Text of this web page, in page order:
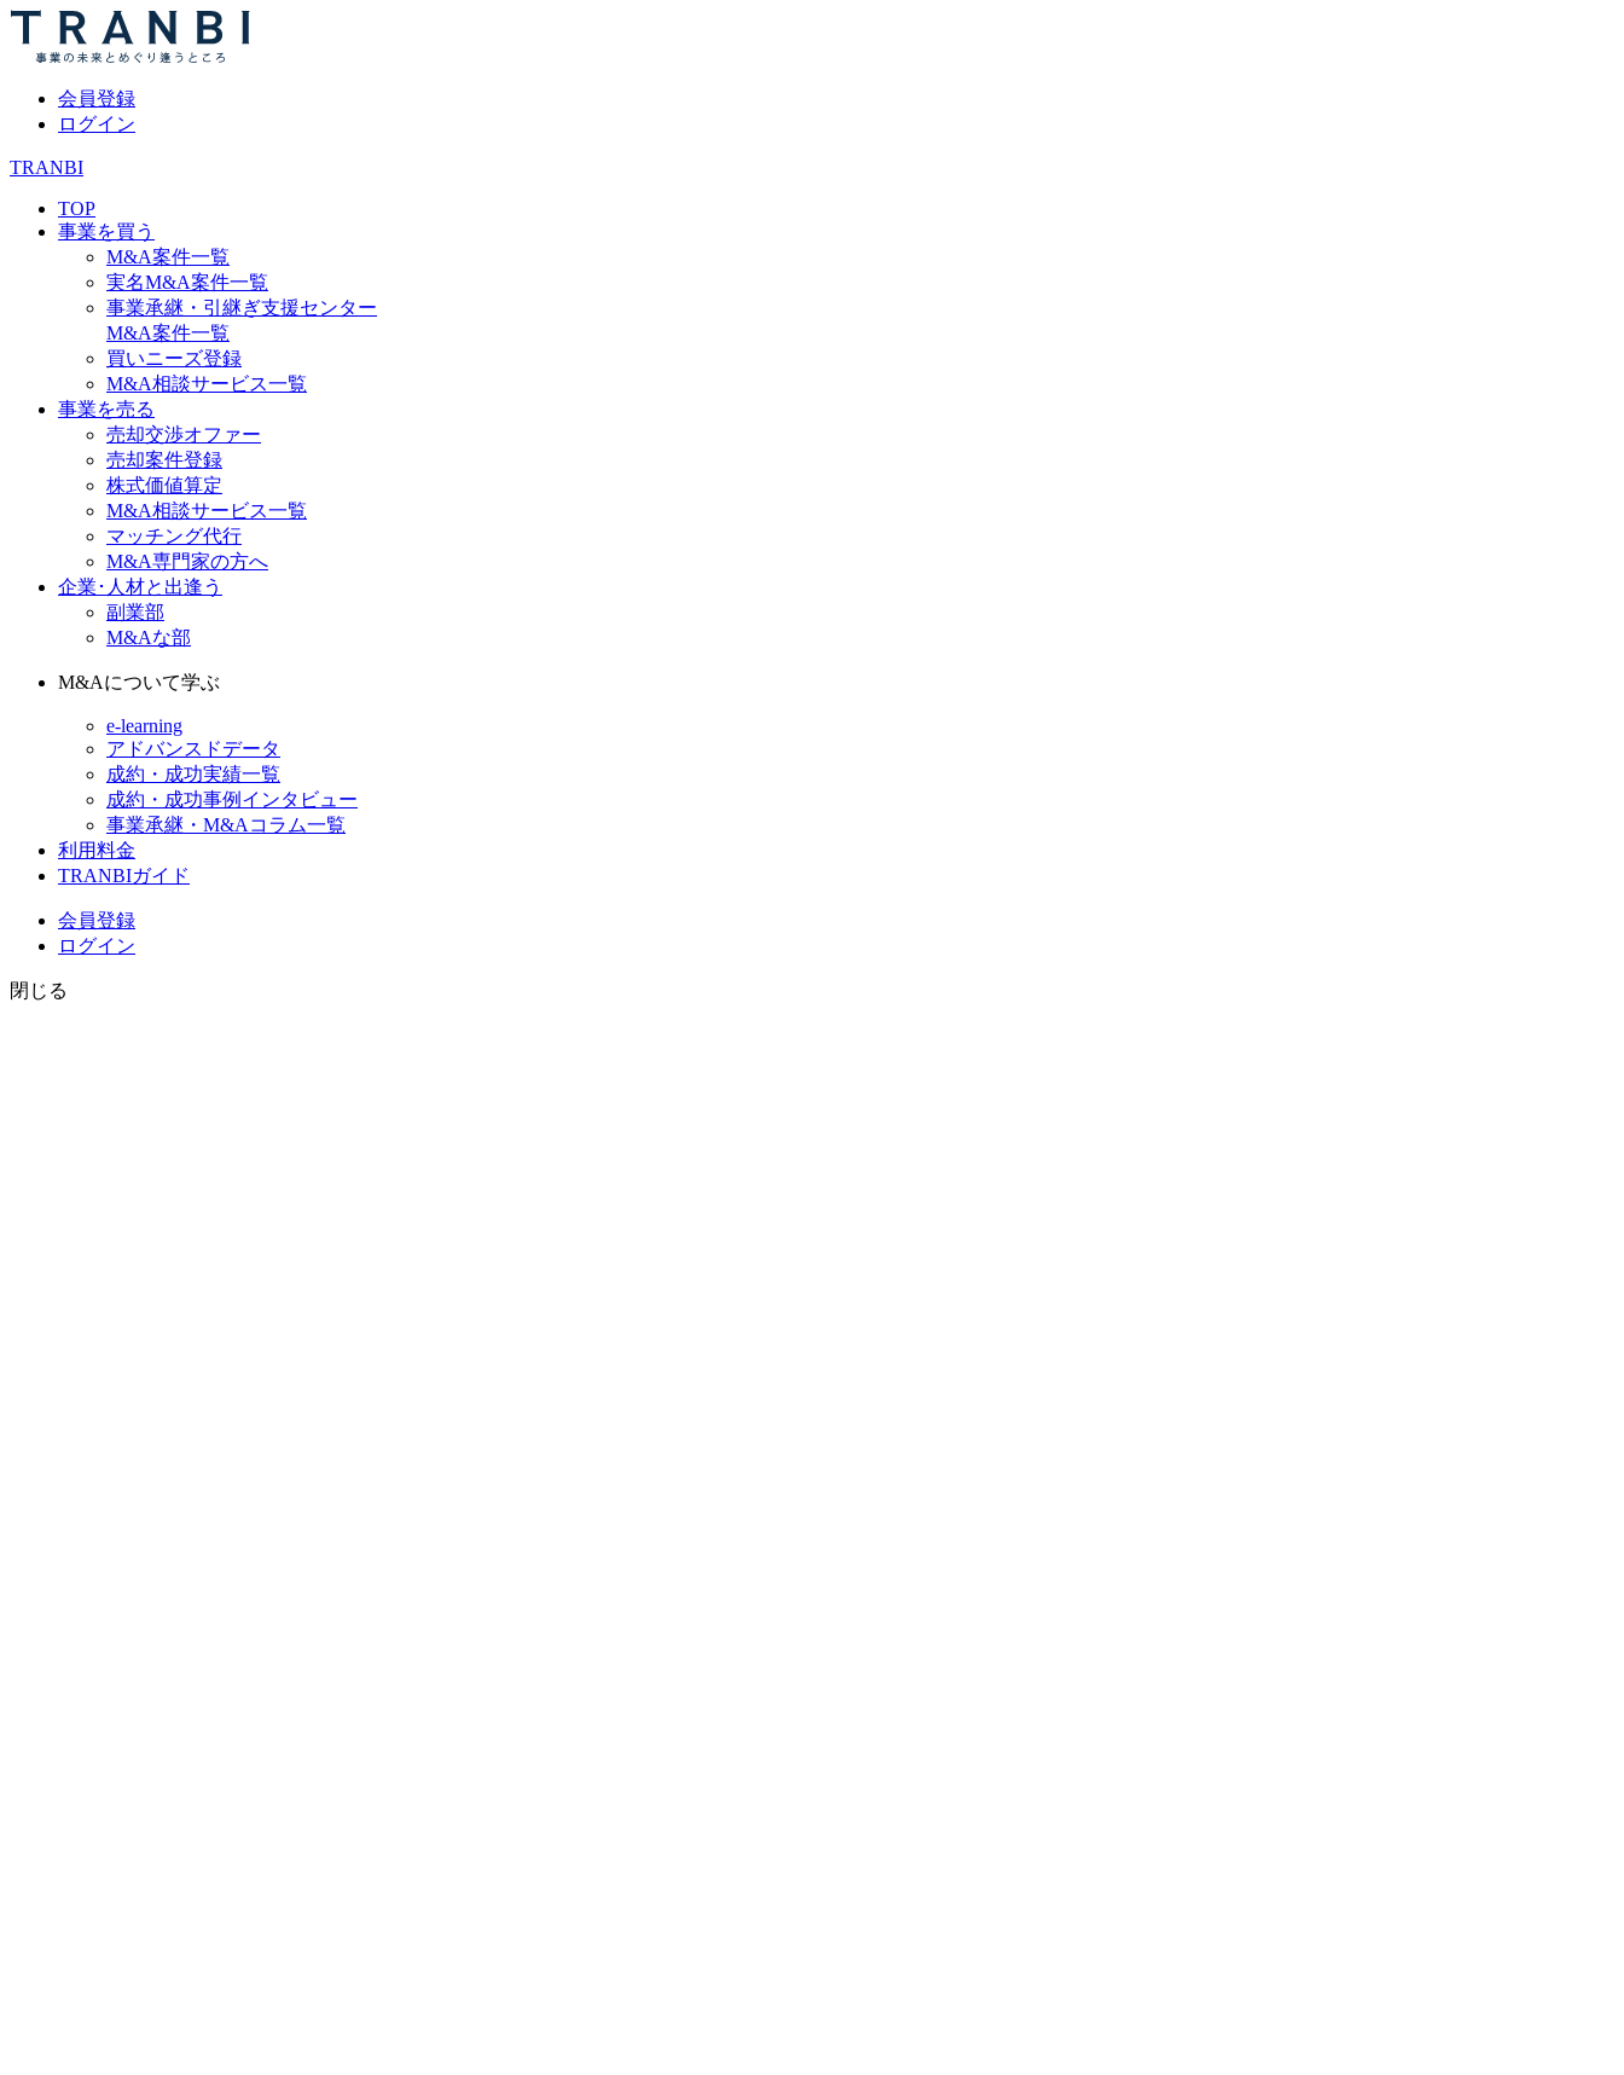
会員登録
ログイン
TRANBI
TOP
事業を買う
M&A案件一覧
実名M&A案件一覧
事業承継・引継ぎ支援センター
M&A案件一覧
買いニーズ登録
M&A相談サービス一覧
事業を売る
売却交渉オファー
売却案件登録
株式価値算定
M&A相談サービス一覧
マッチング代行
M&A専門家の方へ
企業･人材と出逢う
副業部
M&Aな部
M&Aについて学ぶ
e-learning
アドバンスドデータ
成約・成功実績一覧
成約・成功事例インタビュー
事業承継・M&Aコラム一覧
利用料金
TRANBIガイド
会員登録
ログイン
閉じる